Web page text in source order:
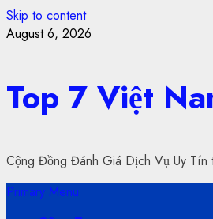
Skip to content
August 6, 2026
Top 7 Việt
Cộng Đồng Đánh Giá Dịch Vụ Uy Tín
Primary Menu